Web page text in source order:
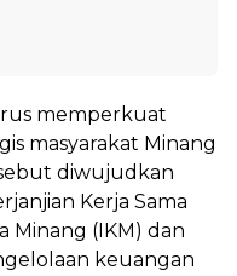
memperkuat
masyarakat Minang
diwujudkan
Kerja Sama
Minang (IKM) dan
keuangan